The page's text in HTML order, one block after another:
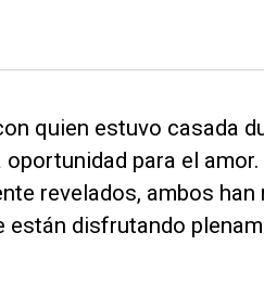
quien estuvo casada
para el
revelados, ambos han
están disfrutando